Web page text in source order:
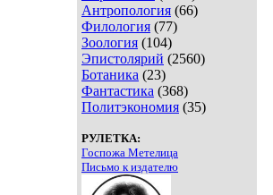
Антропология (66)
Филология (77)
Зоология (104)
Эпистолярий (2560)
Ботаника (23)
Фантастика (368)
Политэкономия (35)
РУЛЕТКА:
Госпожа Метелица
Письмо к издателю